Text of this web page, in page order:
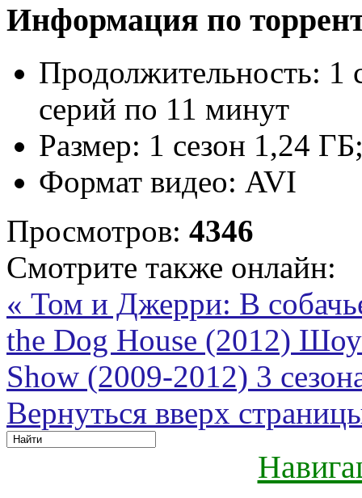
Информация по
Продолжительность: 1
серий по 11 минут
Размер: 1 сезон 1,24
Формат видео: AVI
Просмотров: 4346
Смотрите также онлайн:
« Том и Джерри: В
the Dog House (2012) Шоу
Show (2009-2012) 3
Вернуться вверх